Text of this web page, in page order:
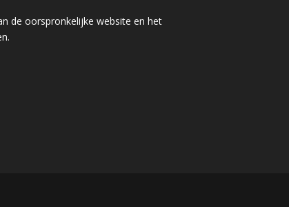
de oorspronkelijke website en het